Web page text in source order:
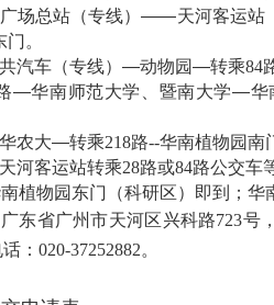
场总站（专线）——天河客运站
。
汽车（专线）—动物园—转乘84
—华南师范大学、暨南大学—华
农大—转乘218路--华南植物园南
河客运站转乘28路或84路公交车
植物园东门（科研区）即到；华
广东省广州市天河区兴科路723号
： 020-37252882。